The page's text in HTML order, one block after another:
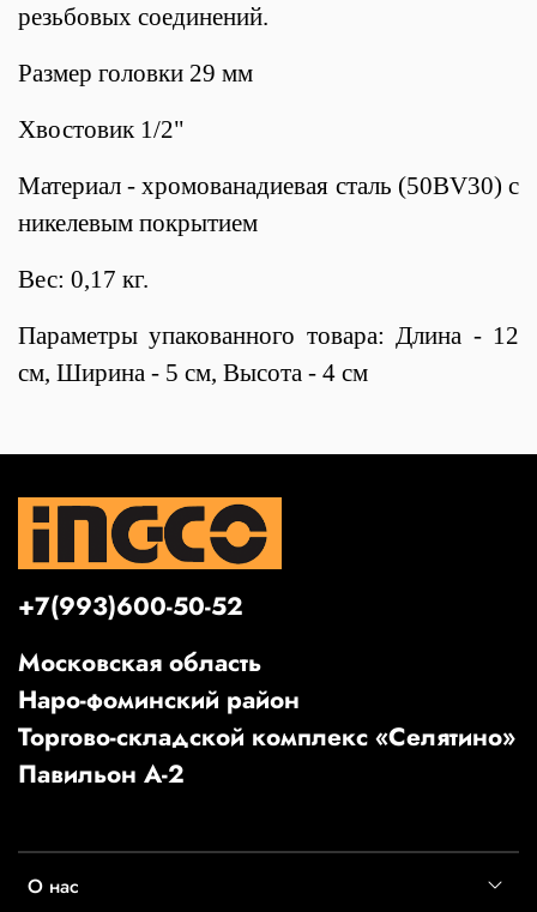
резьбовых соединений.
Размер головки 29 мм
Хвостовик 1/2"
Материал - хромованадиевая сталь (50BV30) с
никелевым покрытием
Вес: 0,17 кг.
Параметры упакованного товара: Длина - 12
см, Ширина - 5 см, Высота - 4 см
О нас
+7(993)600-50-52
Московская область
Наро-фоминский район
Торгово-складской комплекс «Селятино»
Павильон А-2